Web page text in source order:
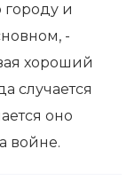
и
-
хороший
случается
оно
войне.